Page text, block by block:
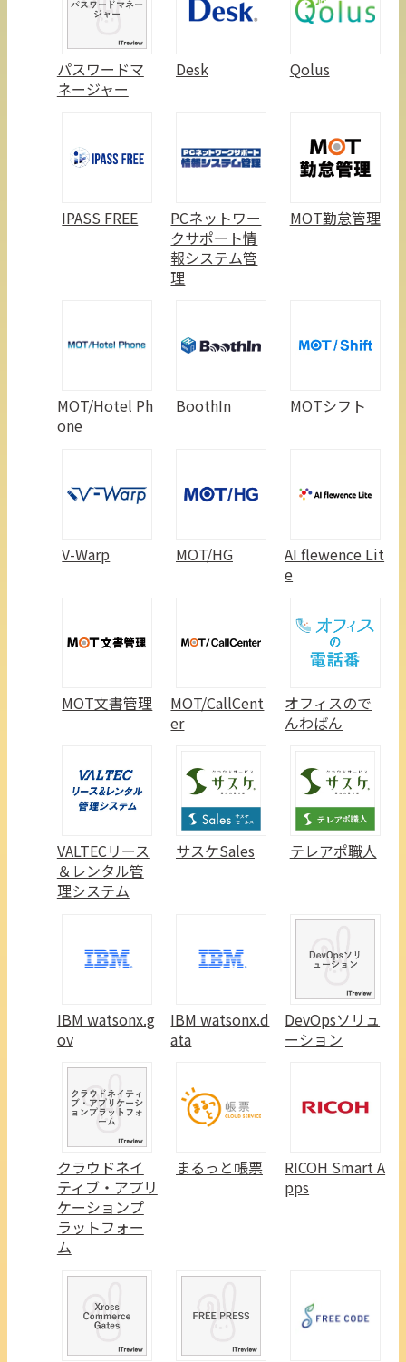
パスワードマ
ネージャー
Desk Qolus
IPASS FREE
PCネットワー
クサポート情
報システム管
理
MOT勤怠管理
MOT/Hotel Ph
one
BoothIn MOTシフト
V-Warp MOT/HG
AI flewence Lit
e
MOT文書管理
MOT/CallCent
er
オフィスので
んわばん
VALTECリース
＆レンタル管
理システム
サスケSales テレアポ職人
IBM watsonx.g
ov
IBM watsonx.d
ata
DevOpsソリュ
ーション
クラウドネイ
ティブ・アプリ
ケーションプ
ラットフォー
ム
まるっと帳票
RICOH Smart A
pps